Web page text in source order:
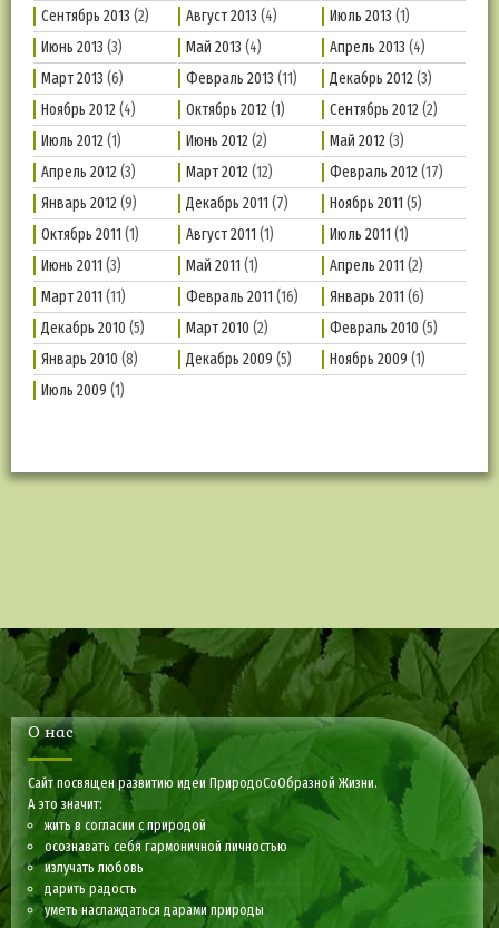
Сентябрь 2013 (2) Август 2013 (4) Июль 2013 (1)
Июнь 2013 (3) Май 2013 (4) Апрель 2013 (4)
Март 2013 (6) Февраль 2013 (11) Декабрь 2012(3)
Ноябрь 2012(4) Октябрь 2012(1) Сентябрь 2012(2)
Июль 2012(1) Июнь 2012(2) Май 2012(3)
Апрель 2012(3) Март 2012(12) Февраль 2012(17)
Январь 2012(9) Декабрь 2011 (7) Ноябрь 2011 (5)
Октябрь 2011 (1) Август 2011 (1) Июль 2011 (1)
Июнь 2011 (3) Май 2011 (1) Апрель 2011 (2)
Март 2011 (11) Февраль 2011 (16) Январь 2011 (6)
Декабрь 2010 (5) Март 2010 (2) Февраль 2010 (5)
Январь 2010 (8) Декабрь 2009 (5) Ноябрь 2009 (1)
Июль 2009 (1)
О нас
Сайт посвящен развитию идеи ПриродоСоОбразной Жизни.
А это значит:
жить в согласии с природой
осознавать себя гармоничной личностью
излучать любовь
дарить радость
уметь наслаждаться дарами природы